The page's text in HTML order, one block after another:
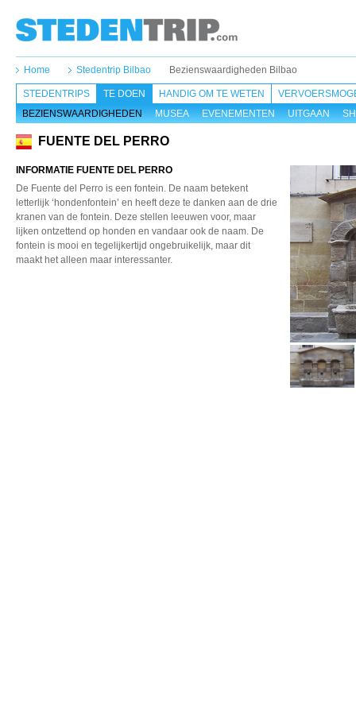
Home Stedentrip Bilbao Bezienswaardigheden Bilbao
STEDENTRIPS
TE DOEN
BEZIENSWAARDIGHEDEN
MUSEA EVENEMENTEN UITGAAN
HANDIG OM TE WETEN
FUENTE DEL PERRO
INFORMATIE FUENTE DEL PERRO
De Fuente del Perro is een fontein. De naam betekent
letterlijk ‘hondenfontein’ en heeft deze te danken aan de drie
kranen van de fontein. Deze stellen leeuwen voor, maar
lijken ontzettend op honden en vandaar ook de naam. De
fontein is mooi en tegelijkertijd ongebruikelijk, maar dit
maakt het alleen maar interessanter.